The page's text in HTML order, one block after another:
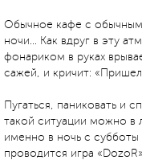
Обычное кафе с
ночи… Как вдруг в эту
фонариком в руках
сажей, и кричит:
Пугаться, паниковать и
такой ситуации можно в
именно в ночь с субботы
проводится игра